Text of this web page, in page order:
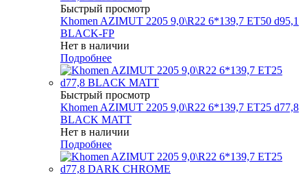
Быстрый просмотр
Khomen AZIMUT 2205 9,0\R22 6*139,7 ET50 d95,1
BLACK-FP
Нет в наличии
Подробнее
Быстрый просмотр
Khomen AZIMUT 2205 9,0\R22 6*139,7 ET25 d77,8
BLACK MATT
Нет в наличии
Подробнее